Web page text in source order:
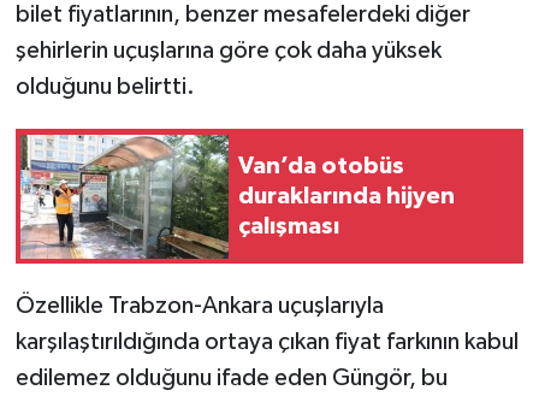
bilet fiyatlarının, benzer mesafelerdeki diğer
şehirlerin uçuşlarına göre çok daha yüksek
olduğunu belirtti.
Van’da otobüs
duraklarında hijyen
çalışması
Özellikle Trabzon-Ankara uçuşlarıyla
karşılaştırıldığında ortaya çıkan fiyat farkının kabul
edilemez olduğunu ifade eden Güngör, bu